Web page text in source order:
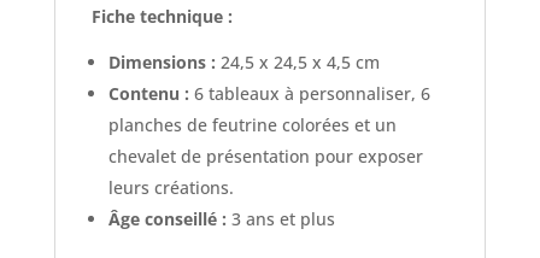
Fiche technique :
Dimensions : 24,5 x 24,5 x 4,5 cm
Contenu : 6 tableaux à personnaliser, 6
planches de feutrine colorées et un
chevalet de présentation pour exposer
leurs créations.
Âge conseillé : 3 ans et plus